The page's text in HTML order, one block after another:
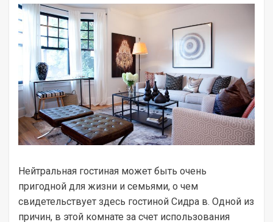
Нейтральная гостиная может быть очень
пригодной для жизни и семьями, о чем
свидетельствует здесь гостиной Сидра в. Одной из
причин, в этой комнате за счет использования